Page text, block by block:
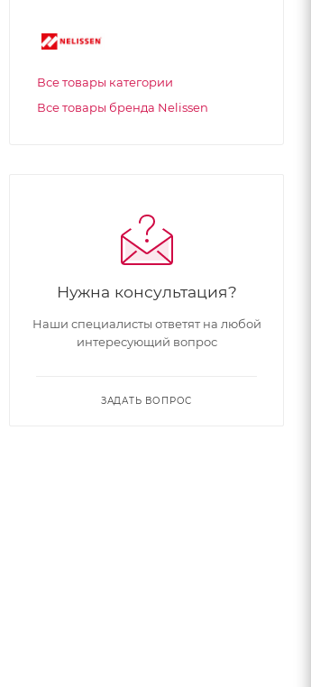
Все товары категории
Все товары бренда Nelissen
Нужна консультация?
Наши специалисты ответят на любой
интересующий вопрос
ЗАДАТЬ ВОПРОС